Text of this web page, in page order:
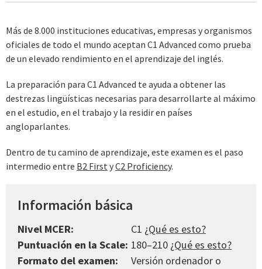
Más de 8.000 instituciones educativas, empresas y organismos
oficiales de todo el mundo aceptan C1 Advanced como prueba
de un elevado rendimiento en el aprendizaje del inglés.
La preparación para C1 Advanced te ayuda a obtener las
destrezas lingüísticas necesarias para desarrollarte al máximo
en el estudio, en el trabajo y la residir en países
angloparlantes.
Dentro de tu camino de aprendizaje, este examen es el paso
intermedio entre B2 First yC2 Proficiency.
Información básica
Nivel MCER: C1 ¿Qué es esto?
Puntuación en la Scale: 180–210 ¿Qué es esto?
Formato del examen:
Versión ordenador o